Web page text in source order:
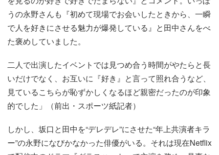
うの永野さんも『初めて現場でお会いしたときから、一瞬
で人を好きにさせる魅力が爆発している』と田中さんをべ
た褒めしていました。
二人で出演したイベントでは見つめ合う時間がやたらと長
いだけでなく、お互いに『好き』と言って照れ合うなど、
見ているこちらが恥ずかしくなるほど親密だったのが印象
的でした」（前出・スポーツ紙記者）
しかし、坂口と田中を“デレデレ”にさせた“年上共演者キラ
ー”の永野になびかなかった俳優がいる。それは現在Netflix